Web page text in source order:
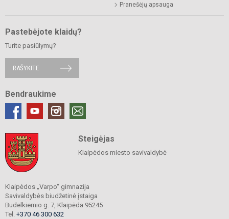
Pranešėjų apsauga
Pastebėjote klaidų?
Turite pasiūlymų?
RAŠYKITE
Bendraukime
Steigėjas
Klaipėdos miesto savivaldybė
Klaipėdos „Varpo“ gimnazija
Savivaldybės biudžetinė įstaiga
Budelkiemio g. 7, Klaipėda 95245
Tel. +370 46 300 632